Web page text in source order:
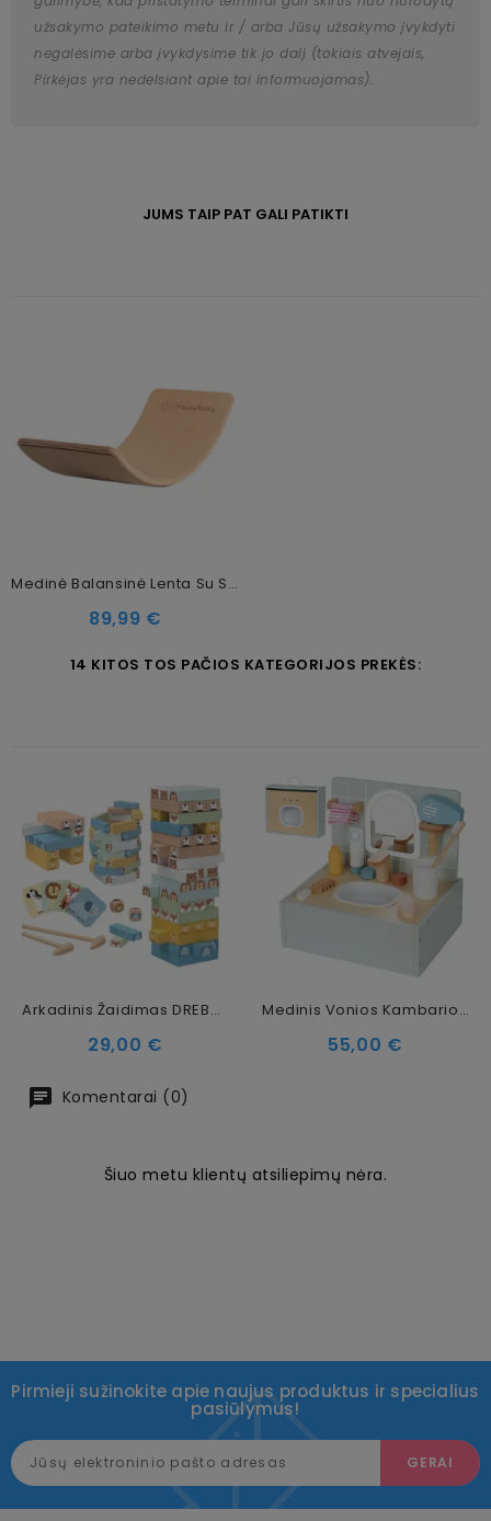
užsakymo pateikimo metu ir / arba Jūsų užsakymo įvykdyti
negalėsime arba įvykdysime tik jo dalį (tokiais atvejais,
Pirkėjas yra nedelsiant apie tai informuojamas).
JUMS TAIP PAT GALI PATIKTI
Medinė Balansinė Lenta Su Smėliniu Veltiniu – Natūrali, 80x30 Cm
Kaina
89,99 €
14 KITOS TOS PAČIOS KATEGORIJOS PREKĖS:
Arkadinis Žaidimas DREBANTIS BOKŠTAS, Gyvūnai, 82 Vnt.
Kaina
29,00 €
Medinis Vonios Kambario Rinkinys
Kaina
55,00 €
Komentarai (0)
Šiuo metu klientų atsiliepimų nėra.
Pirmieji sužinokite apie naujus produktus ir specialius
pasiūlymus!